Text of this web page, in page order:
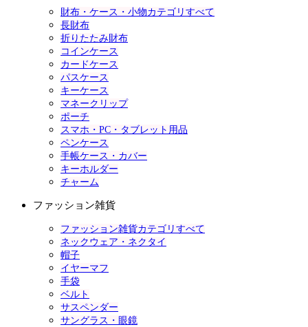
財布・ケース・小物カテゴリすべて
長財布
折りたたみ財布
コインケース
カードケース
パスケース
キーケース
マネークリップ
ポーチ
スマホ・PC・タブレット用品
ペンケース
手帳ケース・カバー
キーホルダー
チャーム
ファッション雑貨
ファッション雑貨カテゴリすべて
ネックウェア・ネクタイ
帽子
イヤーマフ
手袋
ベルト
サスペンダー
サングラス・眼鏡